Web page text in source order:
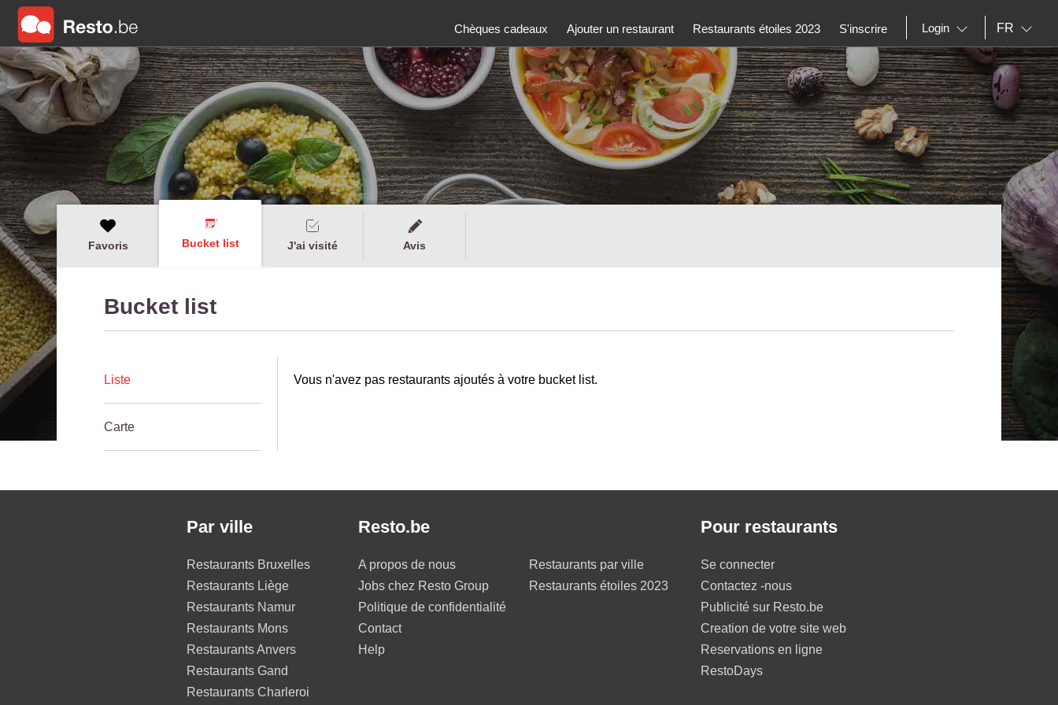
Chèques cadeaux Ajouter un restaurant Restaurants étoiles 2023 S'inscrire Login FR
Favoris Bucket list J'ai visité Avis
Bucket list
Liste
Carte
Vous n'avez pas restaurants ajoutés à votre bucket list.
Par ville
Restaurants Bruxelles
Restaurants Liège
Restaurants Namur
Restaurants Mons
Restaurants Anvers
Restaurants Gand
Restaurants Charleroi
Resto.be
A propos de nous
Jobs chez Resto Group
Politique de confidentialité
Contact
Help
Restaurants par ville
Restaurants étoiles 2023
Pour restaurants
Se connecter
Contactez -nous
Publicité sur Resto.be
Creation de votre site web
Reservations en ligne
RestoDays